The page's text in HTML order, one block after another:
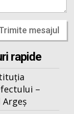
mesajul
rapide
–
Argeș